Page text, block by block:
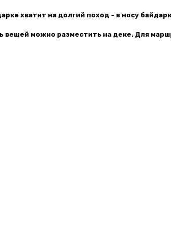
хватит на долгий поход - в носу
вещей можно разместить на деке. Для